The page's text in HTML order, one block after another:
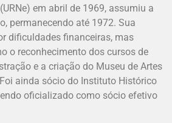
em abril de 1969, assumiu a
permanecendo até 1972. Sua
dificuldades financeiras, mas
o reconhecimento dos cursos de
e a criação do Museu de Artes
ainda sócio do Instituto Histórico
oficializado como sócio efetivo